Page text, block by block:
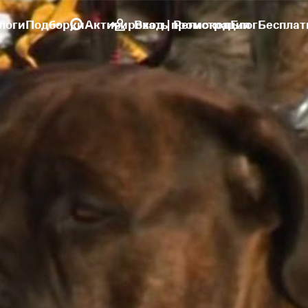
ПодборкиАктивировать промокодБлог
Вход | Регистрация